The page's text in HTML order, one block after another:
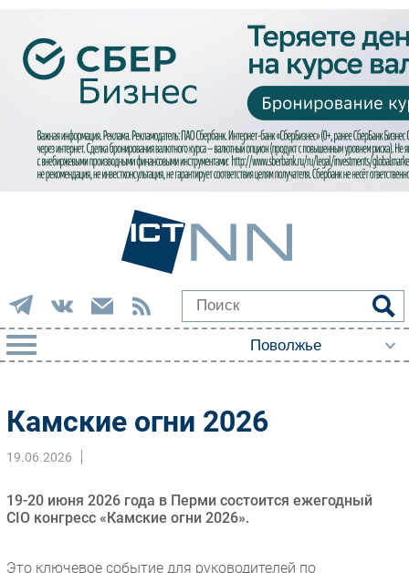
Импорто­замещение
Автоматизация Промышленности
Мобильная связь
Камские огни 2026
19.06.2026
19-20 июня 2026 года в Перми состоится ежегодный
CIO конгресс «Камские огни 2026».
Это ключевое событие для руководителей по